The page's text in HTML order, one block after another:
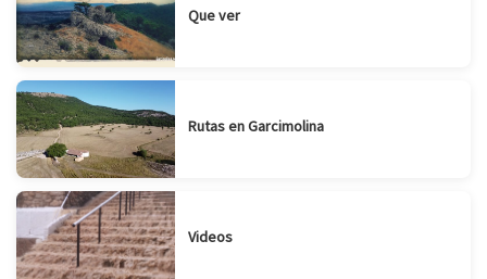
Que ver
Rutas en Garcimolina
Videos